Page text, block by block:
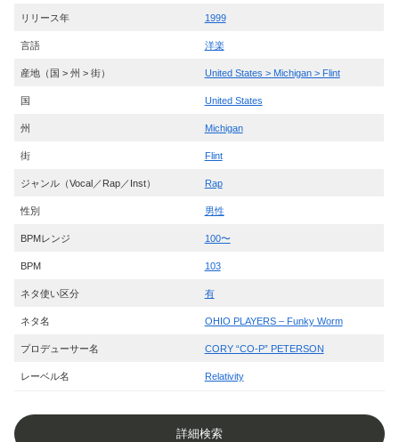
リリース年 1999
言語 洋楽
産地（国 > 州 > 街） United States > Michigan > Flint
国 United States
州 Michigan
街 Flint
ジャンル（Vocal／Rap／Inst） Rap
性別 男性
BPMレンジ 100〜
BPM 103
ネタ使い区分 有
ネタ名 OHIO PLAYERS – Funky Worm
プロデューサー名 CORY “CO-P” PETERSON
レーベル名 Relativity
詳細検索